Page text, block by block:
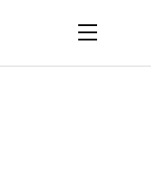
Menu